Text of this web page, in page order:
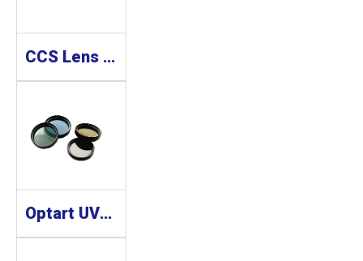
CCS Lens 工業鏡頭 SE-110 Series
Optart UV/PL Filter Series 濾鏡